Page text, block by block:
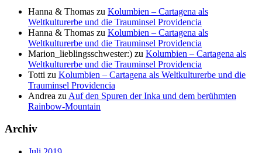
Hanna & Thomas zu Kolumbien – Cartagena als
Weltkulturerbe und die Trauminsel Providencia
Hanna & Thomas zu Kolumbien – Cartagena als
Weltkulturerbe und die Trauminsel Providencia
Marion_lieblingsschwester:) zu Kolumbien – Cartagena als
Weltkulturerbe und die Trauminsel Providencia
Totti zu Kolumbien – Cartagena als Weltkulturerbe und die
Trauminsel Providencia
Andrea zu Auf den Spuren der Inka und dem berühmten
Rainbow-Mountain
Archiv